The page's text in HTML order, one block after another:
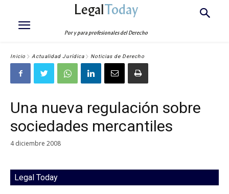
LegalToday
Por y para profesionales del Derecho
Inicio Actualidad Jurídica Noticias de Derecho
Una nueva regulación sobre
sociedades mercantiles
4 diciembre 2008
Legal Today